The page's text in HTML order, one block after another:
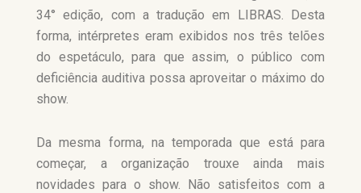
34° edição, com a tradução em LIBRAS. Desta
forma, intérpretes eram exibidos nos três telões
do espetáculo, para que assim, o público com
deficiência auditiva possa aproveitar o máximo do
show.
Da mesma forma, na temporada que está para
começar, a organização trouxe ainda mais
novidades para o show. Não satisfeitos com a